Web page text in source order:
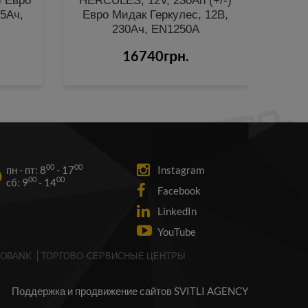
Евро Мидак Геркулес, 12В,
230Ач, EN1250A
16740грн.
пн - пт: 800 - 1700
cб: 900 - 1400
Instagram
Facebook
LinkedIn
YouTube
ТОРГОВО-CЕРВИСНЫЕ ЦЕНТРЫ
Поддержка и продвижение сайтов SVITLI AGENCY